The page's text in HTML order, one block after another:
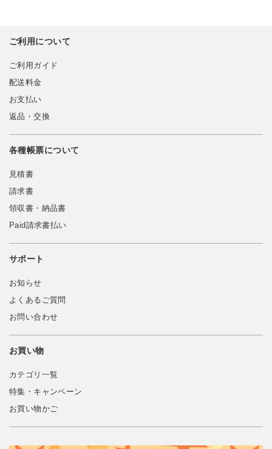
ご利用について
ご利用ガイド
配送料金
お支払い
返品・交換
各種帳票について
見積書
請求書
領収書・納品書
Paid請求書払い
サポート
お知らせ
よくあるご質問
お問い合わせ
お買い物
カテゴリ一覧
特集・キャンペーン
お買い物かご